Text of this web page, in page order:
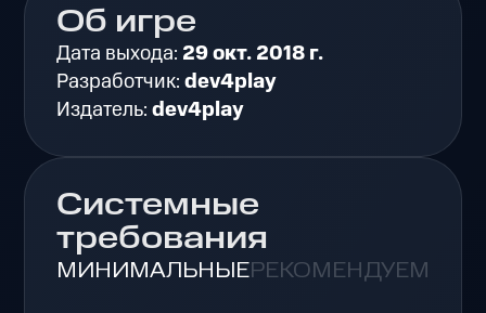
Об игре
Дата выхода: 29 окт. 2018 г.
Разработчик:dev4play
Издатель:dev4play
Системные
требования
МИНИМАЛЬНЫЕРЕКОМЕНДУЕМЫЕ